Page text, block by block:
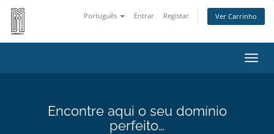
Português Entrar Registar Ver Carrinho
Encontre aqui o seu domínio
perfeito…